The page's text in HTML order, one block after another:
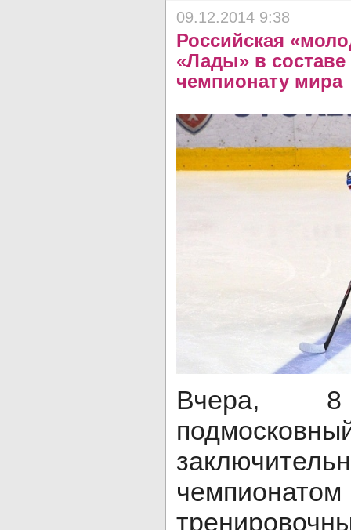
09.12.2014 9:38
Российская
«Лады» в составе
чемпионату мира
Вчера,